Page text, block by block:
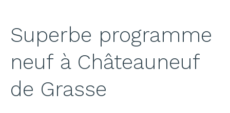
Superbe programme
neuf à Châteauneuf
de Grasse